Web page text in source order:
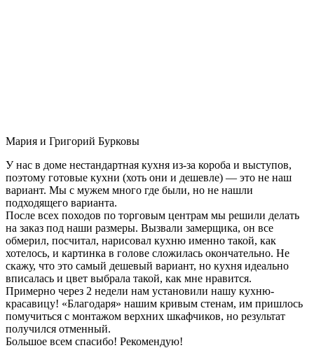
Мария и Григорий Бурковы
У нас в доме нестандартная кухня из-за короба и выступов,
поэтому готовые кухни (хоть они и дешевле) — это не наш
вариант. Мы с мужем много где были, но не нашли
подходящего варианта.
После всех походов по торговым центрам мы решили делать
на заказ под наши размеры. Вызвали замерщика, он все
обмерил, посчитал, нарисовал кухню именно такой, как
хотелось, и картинка в голове сложилась окончательно. Не
скажу, что это самый дешевый вариант, но кухня идеально
вписалась и цвет выбрала такой, как мне нравится.
Примерно через 2 недели нам установили нашу кухню-
красавицу! «Благодаря» нашим кривым стенам, им пришлось
помучиться с монтажом верхних шкафчиков, но результат
получился отменный.
Большое всем спасибо! Рекомендую!